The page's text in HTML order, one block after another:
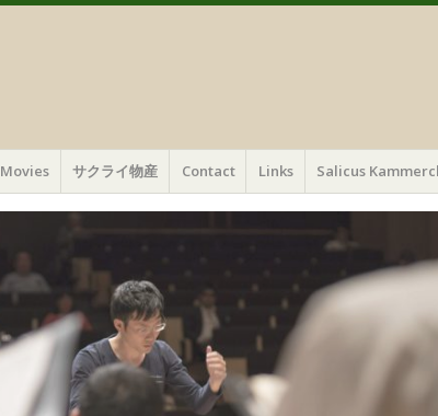
Movies サクライ物産 Contact Links Salicus